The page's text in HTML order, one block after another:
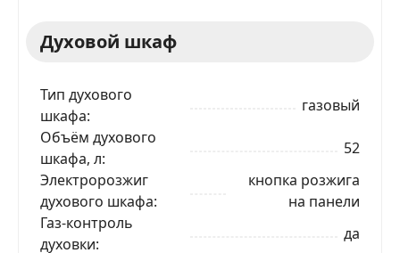
Духовой шкаф
Тип духового
шкафа
газовый
Объём духового
шкафа, л
52
Электророзжиг
духового шкафа
кнопка розжига
на панели
Газ-контроль
духовки
да